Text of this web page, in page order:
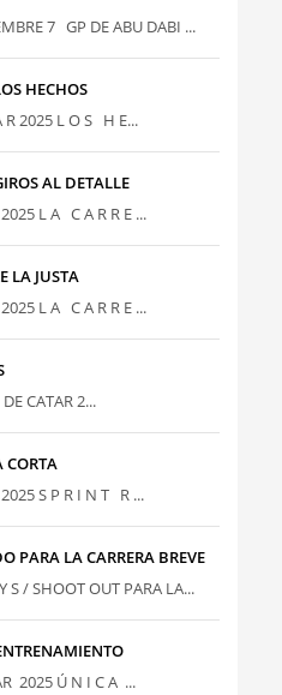
7 GP DE ABU DABI ...
HECHOS
R 2025 L O S H E...
AL DETALLE
2025 L A C A R R E ...
LA JUSTA
2025 L A C A R R E ...
2...
CORTA
2025 S P R I N T R ...
PARA LA CARRERA BREVE
S / SHOOT OUT PARA LA...
2025 Ú N I C A ...